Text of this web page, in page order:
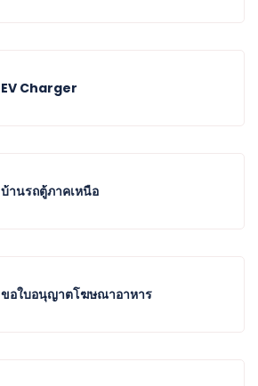
EV Charger
บ้านรถตู้ภาคเหนือ
ขอใบอนุญาตโฆษณาอาหาร